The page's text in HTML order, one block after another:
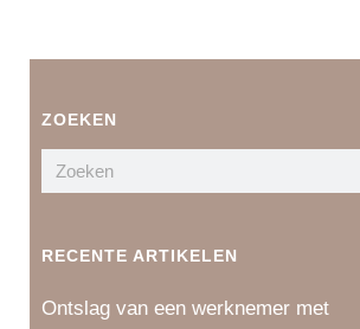
ZOEKEN
RECENTE ARTIKELEN
Ontslag van een werknemer met